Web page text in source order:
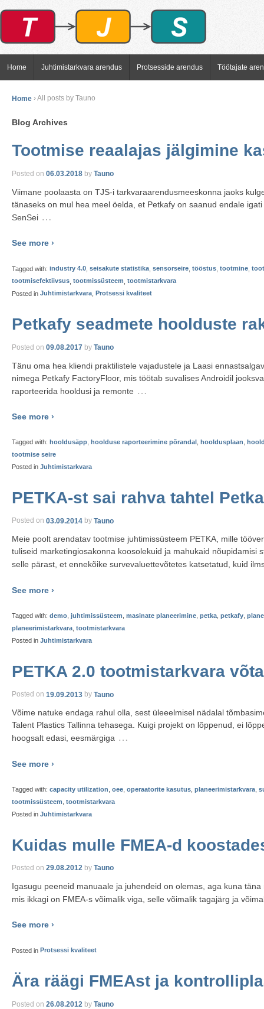
Home Juhtimistarkvara arendus Protsesside arendus Töötajate
Home ›All posts by Tauno
Blog Archives
Tootmise reaalajas jälgimine
Posted on 06.03.2018 by Tauno
Viimane poolaasta on TJS-i tarkvaraarendusmeeskonna jaoks
tänaseks on mul hea meel öelda, et Petkafy on saanud endale
SenSei …
See more ›
Tagged with: industry 4.0 seisakute statistika, sensorseire tööstus tootmine
tootmisefektiivsus tootmissüsteem tootmistarkvara
Posted in Juhtimistarkvara, Protsessi kvaliteet
Petkafy seadmete hoolduste
Posted on 09.08.2017 by Tauno
Tänu oma hea kliendi praktilistele vajadustele ja Laasi
nimega Petkafy FactoryFloor, mis töötab suvalises Androidil
raporteerida hooldusi ja remonte …
See more ›
Tagged with: hooldusäpp hoolduse raporteerimine põrandal hooldusplaan
tootmise seire
Posted in Juhtimistarkvara
PETKA-st sai rahva tahtel
Posted on 03.09.2014 by Tauno
Meie poolt arendatav tootmise juhtimissüsteem PETKA, mille
tuliseid marketingiosakonna koosolekuid ja mahukaid
selle pärast, et ennekõike survevaluettevõtetes katsetatud, kuid
See more ›
Tagged with: demo juhtimissüsteem masinate planeerimine petka petkafy
planeerimistarkvara tootmistarkvara
Posted in Juhtimistarkvara
PETKA 2.0 tootmistarkvara
Posted on 19.09.2013 by Tauno
Võime natuke endaga rahul olla, sest üleeelmisel nädalal
Talent Plastics Tallinna tehasega. Kuigi projekt on lõppenud, ei
hoogsalt edasi, eesmärgiga …
See more ›
Tagged with: capacity utilization oee operaatorite kasutus planeerimistarkvara
tootmissüsteem tootmistarkvara
Posted in Juhtimistarkvara
Kuidas mulle FMEA-d
Posted on 29.08.2012 by Tauno
Igasugu peeneid manuaale ja juhendeid on olemas, aga kuna
mis ikkagi on FMEA-s võimalik viga, selle võimalik tagajärg ja
See more ›
Posted in Protsessi kvaliteet
Ära räägi FMEAst ja
Posted on 26.08.2012 by Tauno